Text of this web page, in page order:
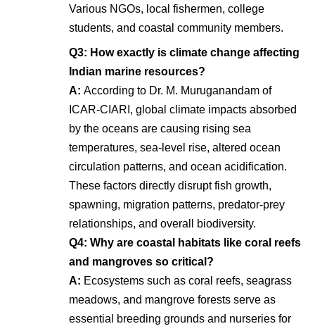
Various NGOs, local fishermen, college
students, and coastal community members.
Q3: How exactly is climate change affecting
Indian marine resources?
A: According to Dr. M. Muruganandam of
ICAR-CIARI, global climate impacts absorbed
by the oceans are causing rising sea
temperatures, sea-level rise, altered ocean
circulation patterns, and ocean acidification.
These factors directly disrupt fish growth,
spawning, migration patterns, predator-prey
relationships, and overall biodiversity.
Q4: Why are coastal habitats like coral reefs
and mangroves so critical?
A: Ecosystems such as coral reefs, seagrass
meadows, and mangrove forests serve as
essential breeding grounds and nurseries for